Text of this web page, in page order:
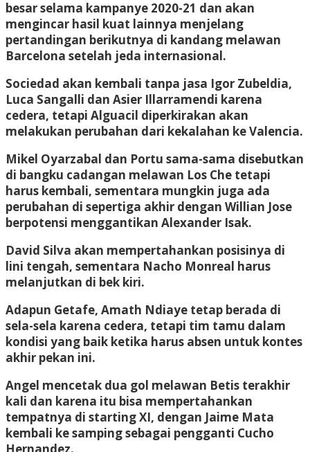
besar selama kampanye 2020-21 dan akan
mengincar hasil kuat lainnya menjelang
pertandingan berikutnya di kandang melawan
Barcelona setelah jeda internasional.
Sociedad akan kembali tanpa jasa Igor Zubeldia,
Luca Sangalli dan Asier Illarramendi karena
cedera, tetapi Alguacil diperkirakan akan
melakukan perubahan dari kekalahan ke Valencia.
Mikel Oyarzabal dan Portu sama-sama disebutkan
di bangku cadangan melawan Los Che tetapi
harus kembali, sementara mungkin juga ada
perubahan di sepertiga akhir dengan Willian Jose
berpotensi menggantikan Alexander Isak.
David Silva akan mempertahankan posisinya di
lini tengah, sementara Nacho Monreal harus
melanjutkan di bek kiri.
Adapun Getafe, Amath Ndiaye tetap berada di
sela-sela karena cedera, tetapi tim tamu dalam
kondisi yang baik ketika harus absen untuk kontes
akhir pekan ini.
Angel mencetak dua gol melawan Betis terakhir
kali dan karena itu bisa mempertahankan
tempatnya di starting XI, dengan Jaime Mata
kembali ke samping sebagai pengganti Cucho
Hernandez.